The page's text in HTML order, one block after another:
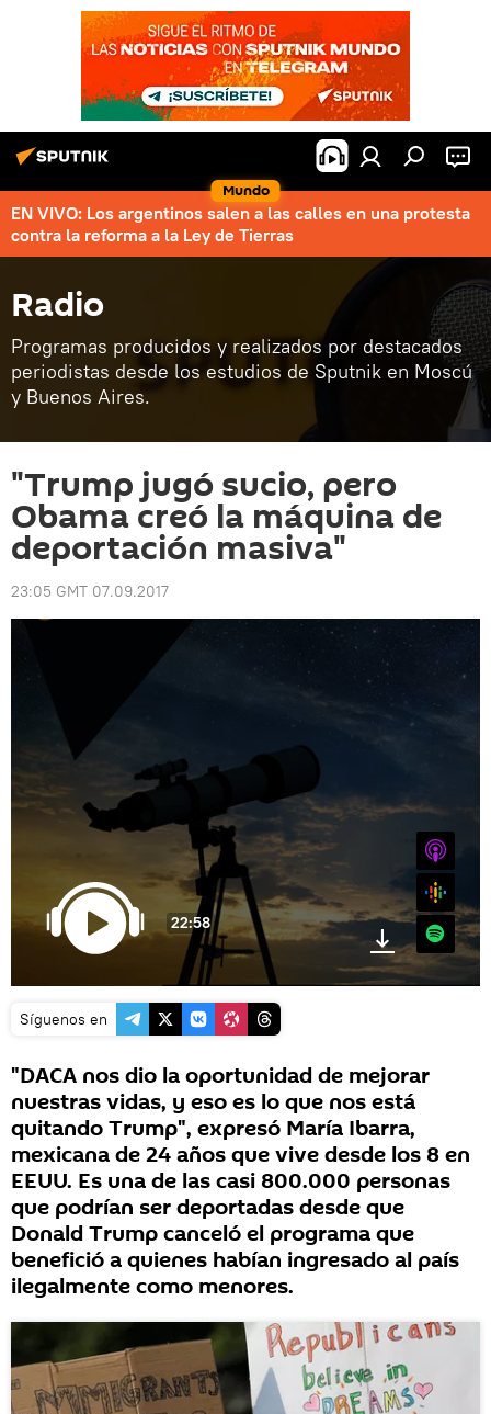
Mundo
EN VIVO: Los argentinos salen a las calles en una protesta
contra la reforma a la Ley de Tierras
Radio
Programas producidos y realizados por destacados
periodistas desde los estudios de Sputnik en Moscú
y Buenos Aires.
"Trump jugó sucio, pero
Obama creó la máquina de
deportación masiva"
23:05 GMT 07.09.2017
22:58
Google
Spotify
Síguenos en
"DACA nos dio la oportunidad de mejorar
nuestras vidas, y eso es lo que nos está
quitando Trump", expresó María Ibarra,
mexicana de 24 años que vive desde los 8 en
EEUU. Es una de las casi 800.000 personas
que podrían ser deportadas desde que
Donald Trump canceló el programa que
benefició a quienes habían ingresado al país
ilegalmente como menores.